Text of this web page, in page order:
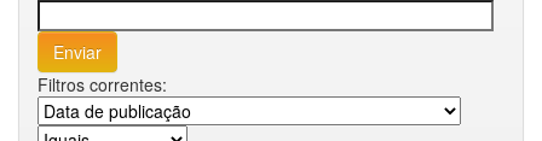
Filtros correntes: